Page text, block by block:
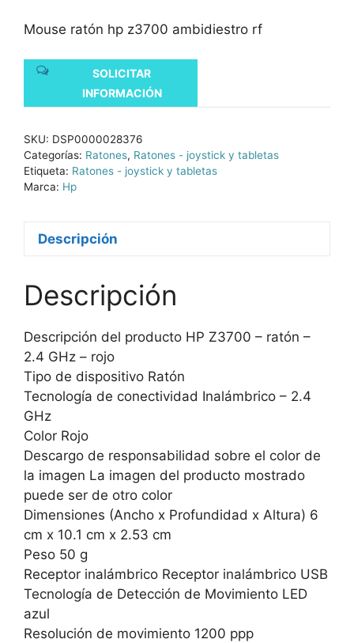
Mouse ratón hp z3700 ambidiestro rf
SOLICITAR
INFORMACIÓN
SKU: DSP0000028376
Categorías: Ratones, Ratones - joystick y tabletas
Etiqueta: Ratones - joystick y tabletas
Marca: Hp
Descripción
Descripción
Descripción del producto HP Z3700 – ratón –
2.4 GHz – rojo
Tipo de dispositivo Ratón
Tecnología de conectividad Inalámbrico – 2.4
GHz
Color Rojo
Descargo de responsabilidad sobre el color de
la imagen La imagen del producto mostrado
puede ser de otro color
Dimensiones (Ancho x Profundidad x Altura) 6
cm x 10.1 cm x 2.53 cm
Peso 50 g
Receptor inalámbrico Receptor inalámbrico USB
Tecnología de Detección de Movimiento LED
azul
Resolución de movimiento 1200 ppp